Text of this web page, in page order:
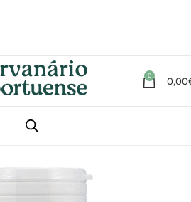
0 0,00
Suplementos alimentares